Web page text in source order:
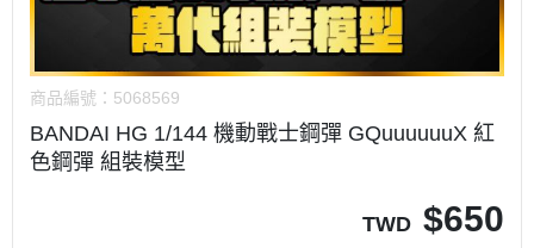
商品編號： 5068569
BANDAI HG 1/144 機動戰士鋼彈 GQuuuuuuX 紅
色鋼彈 組裝模型
TWD $650